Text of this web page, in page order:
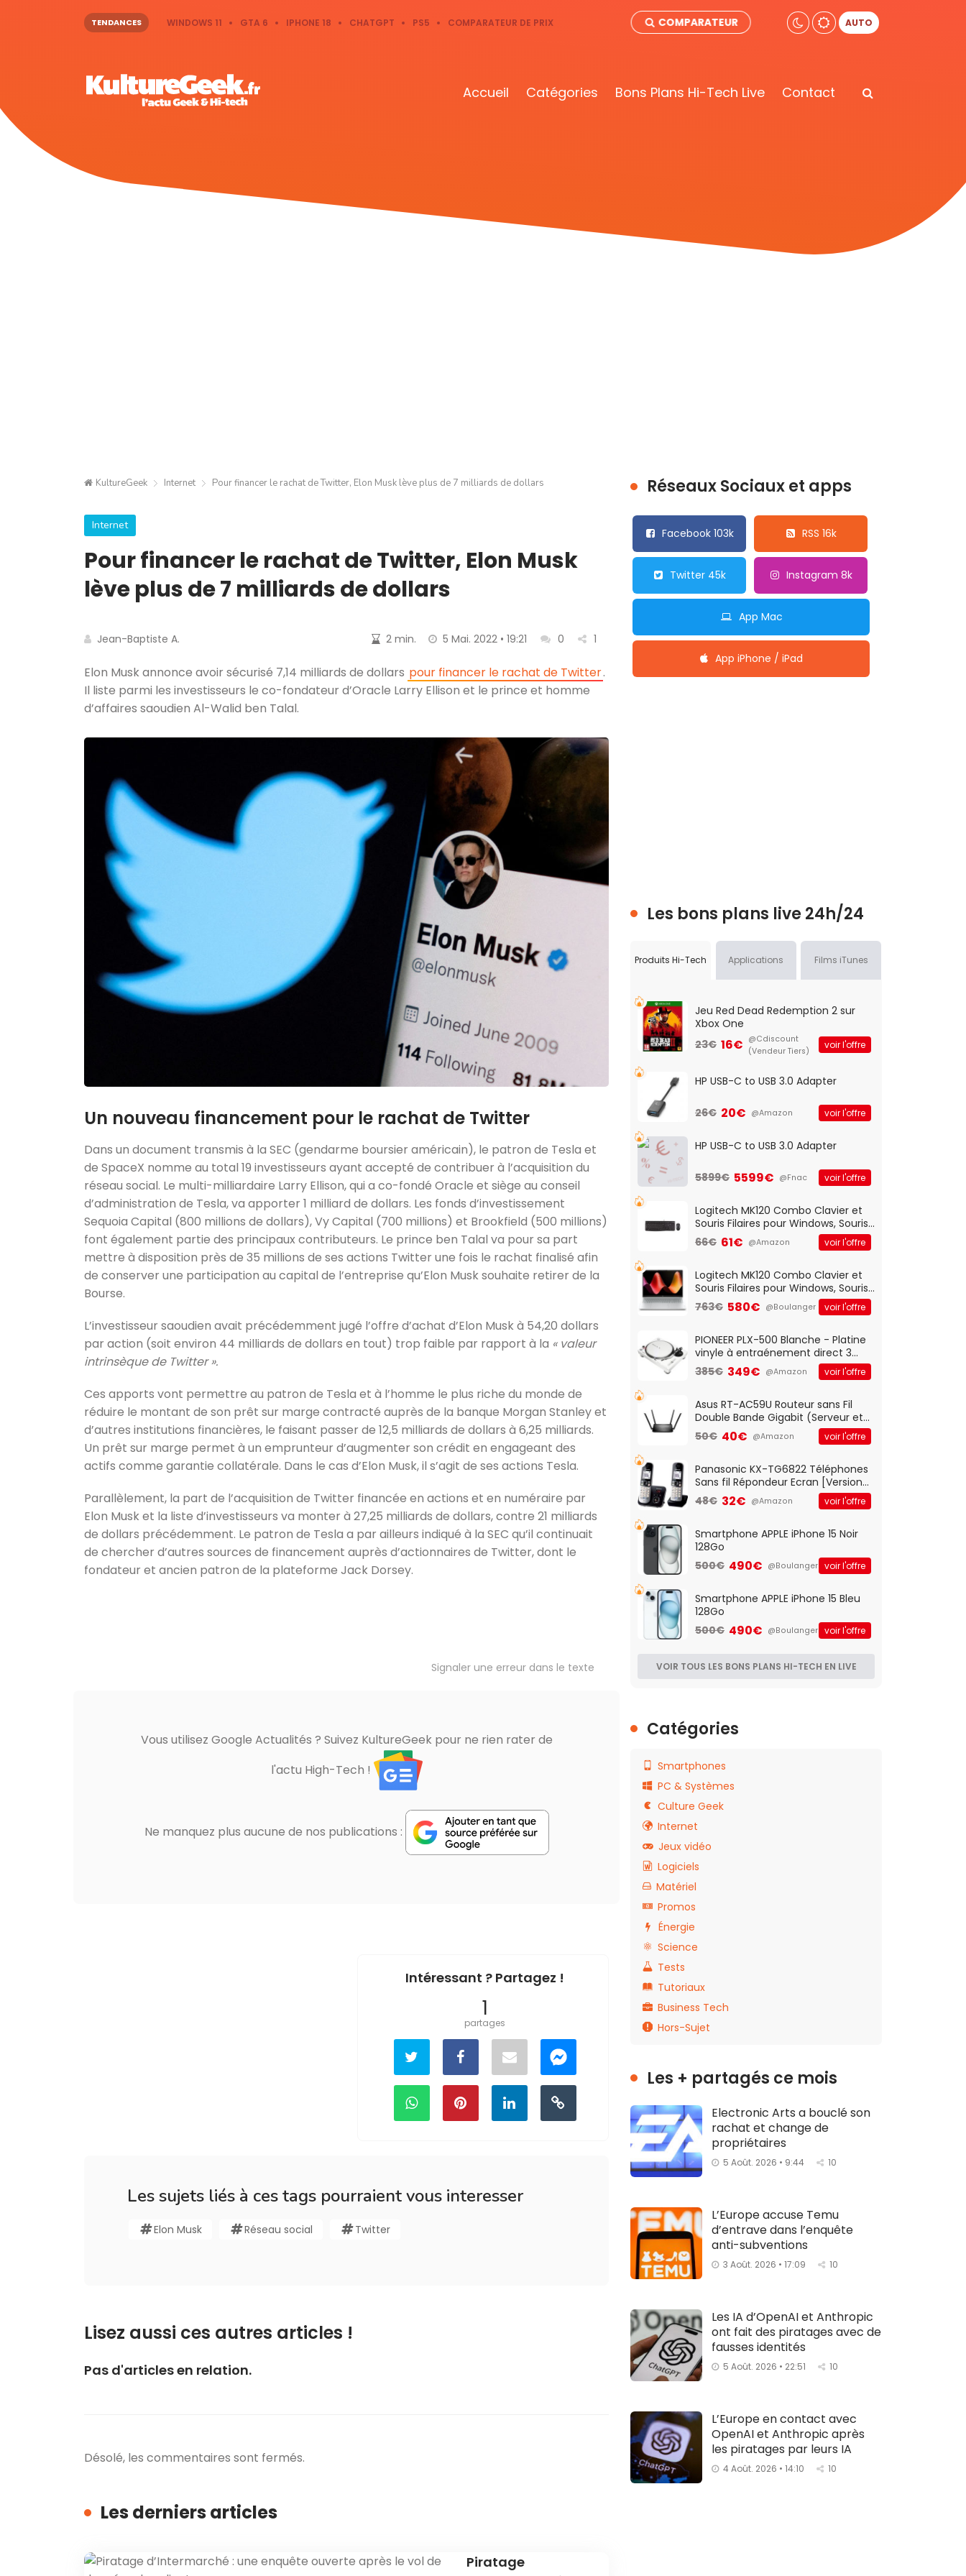
TENDANCES WINDOWS 11 GTA 6 IPHONE 18 CHATGPT PS5 COMPARATEUR DE PRIX COMPARATEUR AUTO
Accueil Catégories Bons Plans Hi-Tech Live Contact
KultureGeek Internet Pour financer le rachat de Twitter, Elon Musk lève plus de 7 milliards de dollars
Internet
Pour financer le rachat de Twitter, Elon Musk
lève plus de 7 milliards de dollars
Jean-Baptiste A. 2 min. 5 Mai. 2022 • 19:21 0 1
Elon Musk annonce avoir sécurisé 7,14 milliards de dollars pour financer le rachat de Twitter.
Il liste parmi les investisseurs le co-fondateur d’Oracle Larry Ellison et le prince et homme
d’affaires saoudien Al-Walid ben Talal.
Un nouveau financement pour le rachat de Twitter
Dans un document transmis à la SEC (gendarme boursier américain), le patron de Tesla et
de SpaceX nomme au total 19 investisseurs ayant accepté de contribuer à l’acquisition du
réseau social. Le multi-milliardaire Larry Ellison, qui a co-fondé Oracle et siège au conseil
d’administration de Tesla, va apporter 1 milliard de dollars. Les fonds d’investissement
Sequoia Capital (800 millions de dollars), Vy Capital (700 millions) et Brookfield (500 millions)
font également partie des principaux contributeurs. Le prince ben Talal va pour sa part
mettre à disposition près de 35 millions de ses actions Twitter une fois le rachat finalisé afin
de conserver une participation au capital de l’entreprise qu’Elon Musk souhaite retirer de la
Bourse.
L’investisseur saoudien avait précédemment jugé l’offre d’achat d’Elon Musk à 54,20 dollars
par action (soit environ 44 milliards de dollars en tout) trop faible par rapport à la « valeur
intrinsèque de Twitter ».
Ces apports vont permettre au patron de Tesla et à l’homme le plus riche du monde de
réduire le montant de son prêt sur marge contracté auprès de la banque Morgan Stanley et
d’autres institutions financières, le faisant passer de 12,5 milliards de dollars à 6,25 milliards.
Un prêt sur marge permet à un emprunteur d’augmenter son crédit en engageant des
actifs comme garantie collatérale. Dans le cas d’Elon Musk, il s’agit de ses actions Tesla.
Parallèlement, la part de l’acquisition de Twitter financée en actions et en numéraire par
Elon Musk et la liste d’investisseurs va monter à 27,25 milliards de dollars, contre 21 milliards
de dollars précédemment. Le patron de Tesla a par ailleurs indiqué à la SEC qu’il continuait
de chercher d’autres sources de financement auprès d’actionnaires de Twitter, dont le
fondateur et ancien patron de la plateforme Jack Dorsey.
Signaler une erreur dans le texte
Vous utilisez Google Actualités ? Suivez KultureGeek pour ne rien rater de
l'actu High-Tech !
Ne manquez plus aucune de nos publications :
Intéressant ? Partagez !
1
partages
Les sujets liés à ces tags pourraient vous interesser
Elon Musk Réseau social Twitter
Lisez aussi ces autres articles !
Pas d'articles en relation.
Désolé, les commentaires sont fermés.
Les derniers articles
Piratage
Réseaux Sociaux et apps
Facebook 103k RSS 16k
Twitter 45k Instagram 8k
App Mac
App iPhone / iPad
Les bons plans live 24h/24
Produits Hi-Tech Applications Films iTunes
Jeu Red Dead Redemption 2 sur
Xbox One
23€ 16€ @Cdiscount
(Vendeur Tiers)
voir l'offre
HP USB-C to USB 3.0 Adapter
26€ 20€ @Amazon voir l'offre
HP USB-C to USB 3.0 Adapter
5899€ 5599€ @Fnac voir l'offre
Logitech MK120 Combo Clavier et
Souris Filaires pour Windows, Souris
Optique Filaire, Connexion USB Plug
And Play, Confortable, Taille
QWERTY UK - Noir
66€ 61€ @Amazon voir l'offre
Logitech MK120 Combo Clavier et
Souris Filaires pour Windows, Souris
Optique Filaire, Connexion USB Plug
And Play, Confortable, Taille
QWERTY UK - Noir
763€ 580€ @Boulanger voir l'offre
PIONEER PLX-500 Blanche - Platine
vinyle à entraénement direct 3
vitesses (33-45-78 trs/min) avec
pre-ampli intégré et port USB
385€ 349€ @Amazon voir l'offre
Asus RT-AC59U Routeur sans Fil
Double Bande Gigabit (Serveur et
Client VPN, Triple Vlan, Mode Point
d'accès et Bridge, contrôle
50€ 40€ @Amazon voir l'offre
Panasonic KX-TG6822 Téléphones
Sans fil Répondeur Ecran [Version
Française]
48€ 32€ @Amazon voir l'offre
Smartphone APPLE iPhone 15 Noir
128Go
500€ 490€ @Boulanger voir l'offre
Smartphone APPLE iPhone 15 Bleu
128Go
500€ 490€ @Boulanger voir l'offre
VOIR TOUS LES BONS PLANS HI-TECH EN LIVE
Catégories
Smartphones
PC & Systèmes
Culture Geek
Internet
Jeux vidéo
Logiciels
Matériel
Promos
Énergie
Science
Tests
Tutoriaux
Business Tech
Hors-Sujet
Les + partagés ce mois
Electronic Arts a bouclé son
rachat et change de
propriétaires
5 Août. 2026 • 9:44 10
L’Europe accuse Temu
d’entrave dans l’enquête
anti-subventions
3 Août. 2026 • 17:09 10
Les IA d’OpenAI et Anthropic
ont fait des piratages avec de
fausses identités
5 Août. 2026 • 22:51 10
L’Europe en contact avec
OpenAI et Anthropic après
les piratages par leurs IA
4 Août. 2026 • 14:10 10